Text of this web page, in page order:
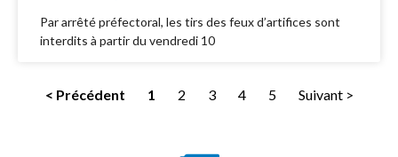
Par arrêté préfectoral, les tirs des feux d’artifices sont
interdits à partir du vendredi 10
< Précédent 1 2 3 4 5 Suivant >